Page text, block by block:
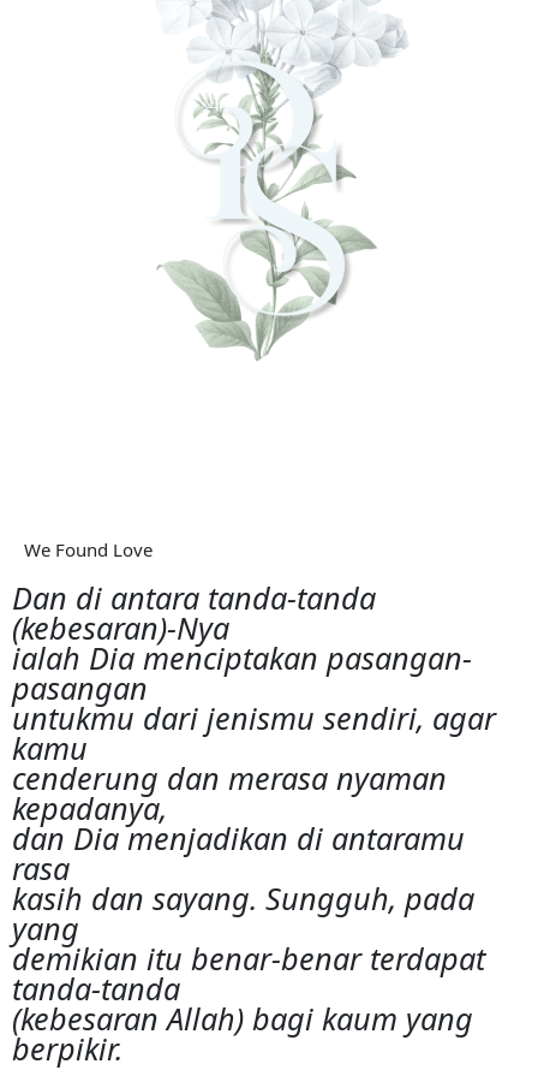
We Found Love
Dan di antara tanda-tanda
(kebesaran)-Nya
ialah Dia menciptakan pasangan-
pasangan
untukmu dari jenismu sendiri, agar
kamu
cenderung dan merasa nyaman
kepadanya,
dan Dia menjadikan di antaramu
rasa
kasih dan sayang. Sungguh, pada
yang
demikian itu benar-benar terdapat
tanda-tanda
(kebesaran Allah) bagi kaum yang
berpikir.